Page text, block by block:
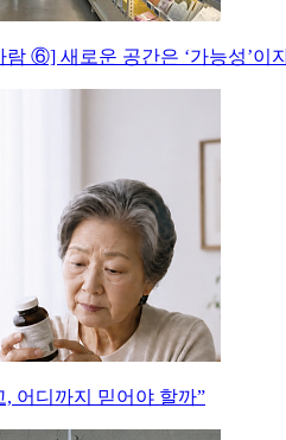
⑥] 새로운 공간은 ‘가능성’이
, 어디까지 믿어야 할까”